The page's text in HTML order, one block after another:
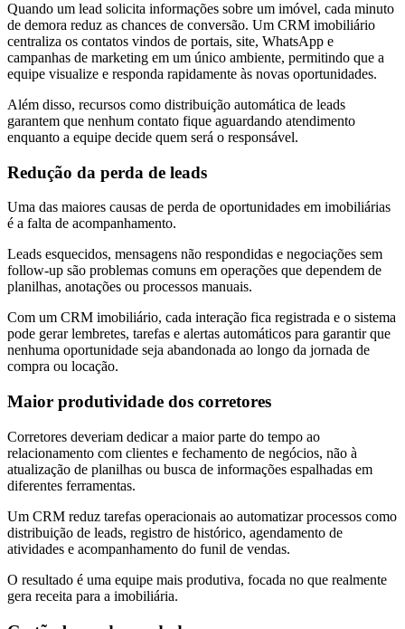
Quando um lead solicita informações sobre um imóvel, cada minuto
de demora reduz as chances de conversão. Um CRM imobiliário
centraliza os contatos vindos de portais, site, WhatsApp e
campanhas de marketing em um único ambiente, permitindo que a
equipe visualize e responda rapidamente às novas oportunidades.
Além disso, recursos como distribuição automática de leads
garantem que nenhum contato fique aguardando atendimento
enquanto a equipe decide quem será o responsável.
Redução da perda de leads
Uma das maiores causas de perda de oportunidades em imobiliárias
é a falta de acompanhamento.
Leads esquecidos, mensagens não respondidas e negociações sem
follow-up são problemas comuns em operações que dependem de
planilhas, anotações ou processos manuais.
Com um CRM imobiliário, cada interação fica registrada e o sistema
pode gerar lembretes, tarefas e alertas automáticos para garantir que
nenhuma oportunidade seja abandonada ao longo da jornada de
compra ou locação.
Maior produtividade dos corretores
Corretores deveriam dedicar a maior parte do tempo ao
relacionamento com clientes e fechamento de negócios, não à
atualização de planilhas ou busca de informações espalhadas em
diferentes ferramentas.
Um CRM reduz tarefas operacionais ao automatizar processos como
distribuição de leads, registro de histórico, agendamento de
atividades e acompanhamento do funil de vendas.
O resultado é uma equipe mais produtiva, focada no que realmente
gera receita para a imobiliária.